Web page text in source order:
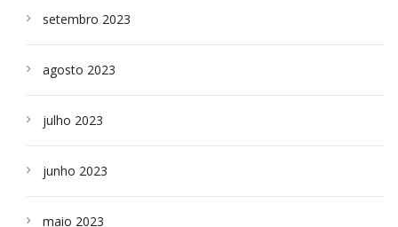
setembro 2023
agosto 2023
julho 2023
junho 2023
maio 2023